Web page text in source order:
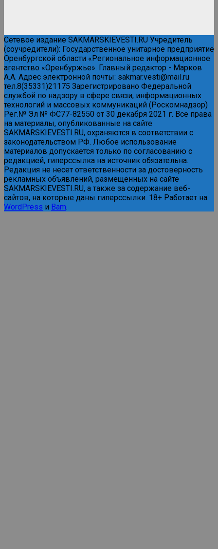
Сетевое издание SAKMARSKIEVESTI.RU Учредитель
(соучредители): Государственное унитарное предприятие
Оренбургской области «Региональное информационное
агентство «Оренбуржье». Главный редактор - Марков
А.А. Адрес электронной почты: sakmar.vesti@mail.ru
тел.8(35331)21175 Зарегистрировано Федеральной
службой по надзору в сфере связи, информационных
технологий и массовых коммуникаций (Роскомнадзор)
Рег.№ Эл № ФС77-82550 от 30 декабря 2021 г. Все права
на материалы, опубликованные на сайте
SAKMARSKIEVESTI.RU, охраняются в соответствии с
законодательством РФ. Любое использование
материалов допускается только по согласованию с
редакцией, гиперссылка на источник обязательна.
Редакция не несет ответственности за достоверность
рекламных объявлений, размещенных на сайте
SAKMARSKIEVESTI.RU, а также за содержание веб-
сайтов, на которые даны гиперссылки. 18+ Работает на
WordPress и Bam.